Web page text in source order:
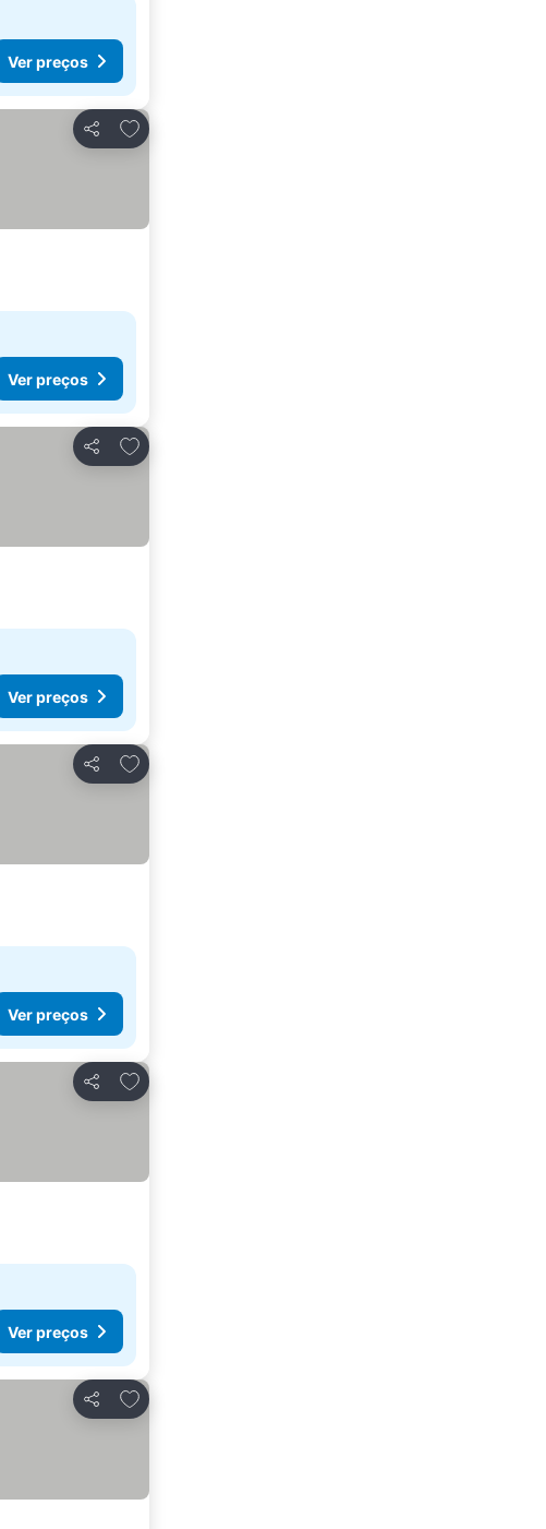
Ver preços
Partilhar
Adicionar aos favoritos
Ver preços
Partilhar
Adicionar aos favoritos
Ver preços
Partilhar
Adicionar aos favoritos
Ver preços
Partilhar
Adicionar aos favoritos
Ver preços
Partilhar
Adicionar aos favoritos